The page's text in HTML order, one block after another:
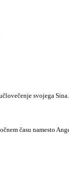
svojega
času namesto